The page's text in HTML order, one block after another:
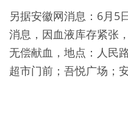
另据安徽网消息：6月5
消息，因血液库存紧张
无偿献血，地点：人民
超市门前；吾悦广场；